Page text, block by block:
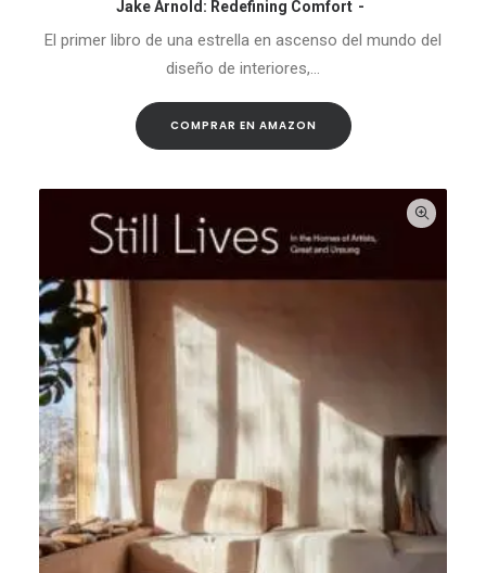
COMPRAR EN AMAZON
Jake Arnold: Redefining Comfort
El primer libro de una estrella en ascenso del mundo del
diseño de interiores,…
COMPRAR EN AMAZON